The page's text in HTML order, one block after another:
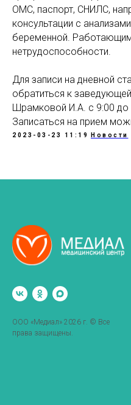
ОМС, паспорт, СНИЛС,
консультации с
беременной.
нетрудоспособности.
Для записи на дневной
обратиться к
Шрамковой И.А. с 9:00 до
Записаться на прием
2023-03-23 11:19 Новости
ООО «Медиал» 2026 г. © Все
права защищены.